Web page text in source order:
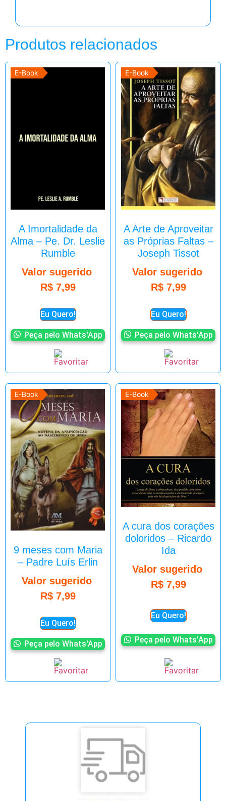
Produtos relacionados
E-Book
A Imortalidade da
Alma – Pe. Dr. Leslie
Rumble
Valor sugerido
R$7,99
Eu Quero!
Peça pelo Whats'App
E-Book
A Arte de Aproveitar
as Próprias Faltas –
Joseph Tissot
Valor sugerido
R$7,99
Eu Quero!
Peça pelo Whats'App
E-Book
9 meses com Maria
– Padre Luís Erlin
Valor sugerido
R$7,99
Eu Quero!
Peça pelo Whats'App
E-Book
A cura dos corações
doloridos – Ricardo
Ida
Valor sugerido
R$7,99
Eu Quero!
Peça pelo Whats'App